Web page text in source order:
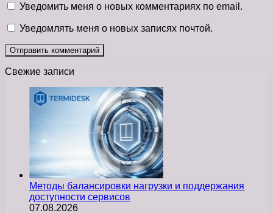
Уведомить меня о новых комментариях по email.
Уведомлять меня о новых записях почтой.
Свежие записи
Методы балансировки нагрузки и поддержания
доступности сервисов
07.08.2026